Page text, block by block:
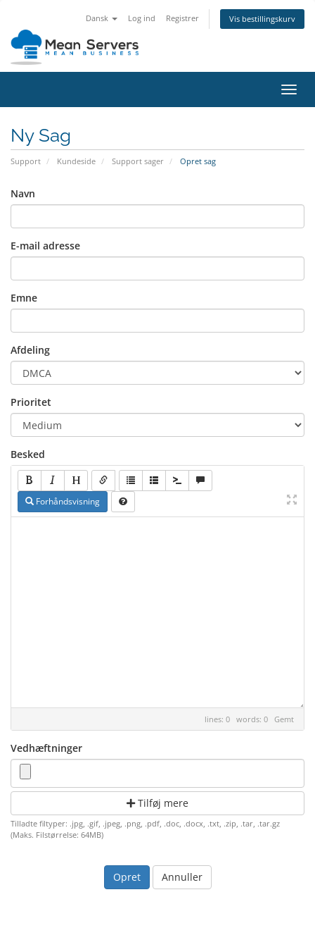
Dansk Log ind Registrer Vis bestillingskurv
Skift
Ny Sag
Support Kundeside Support sager Opret sag
Navn
E-mail adresse
Emne
Afdeling
Prioritet
Besked
Forhåndsvisning
lines: 0 words: 0 Gemt
Vedhæftninger
Tilføj mere
Tilladte filtyper: .jpg, .gif, .jpeg, .png, .pdf, .doc, .docx, .txt, .zip, .tar, .tar.gz
(Maks. Filstørrelse: 64MB)
Annuller